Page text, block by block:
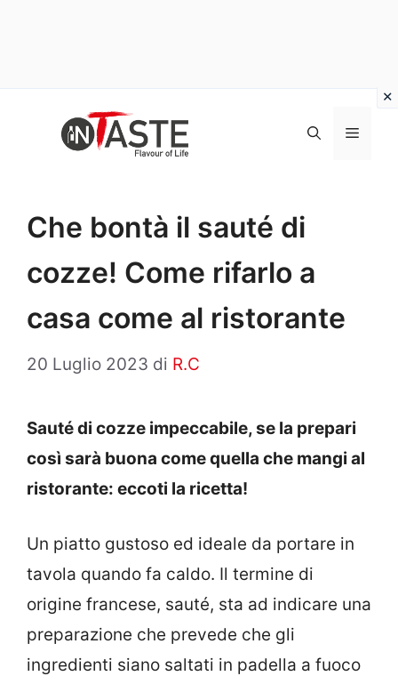
Menu
Che bontà il sauté di
cozze! Come rifarlo a
casa come al ristorante
20 Luglio 2023 di R.C
Sauté di cozze impeccabile, se la prepari
così sarà buona come quella che mangi al
ristorante: eccoti la ricetta!
Un piatto gustoso ed ideale da portare in
tavola quando fa caldo. Il termine di
origine francese, sauté, sta ad indicare una
preparazione che prevede che gli
ingredienti siano saltati in padella a fuoco